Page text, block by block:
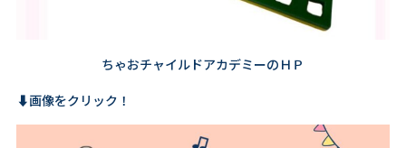
ちゃおチャイルドアカデミーのＨＰ
⬇️画像をクリック！